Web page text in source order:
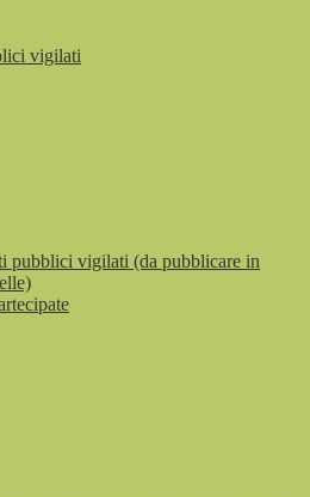
vigilati
pubblici vigilati (da pubblicare in